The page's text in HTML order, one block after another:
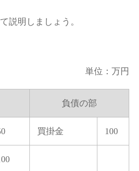
説明しましょう。
単位：万円
負債の部
買掛金 100